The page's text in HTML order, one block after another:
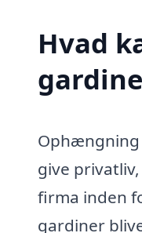
Hvad
Ophængning
give
firma inden
gardiner